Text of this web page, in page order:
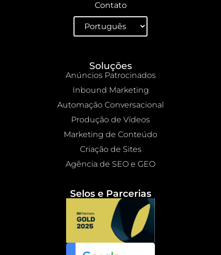
Contato
Soluções
Anúncios Patrocinados
Inbound Marketing
Automação Conversacional
Produção de Vídeos
Marketing de Conteúdo
Criação de Sites
Agência de SEO e GEO
Selos e Parcerias